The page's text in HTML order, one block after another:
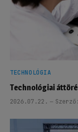
TECHNOLÓGIA
Technológiai
2026.07.22. Szerző: